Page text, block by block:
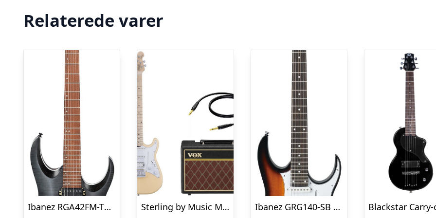
Relaterede varer
Ibanez RGA42FM-TGF El guitar – Transparent Gray Flat
Sterling by Music Man Cutlass CT30HSS El Guitar pakke – Vintage Cream
Ibanez GRG140-SB El-guitar